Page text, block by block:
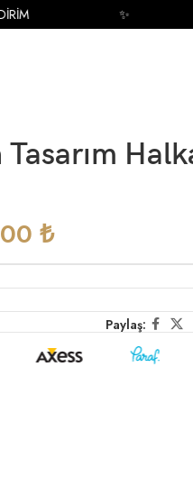
Tasarım
₺
Paylaş: